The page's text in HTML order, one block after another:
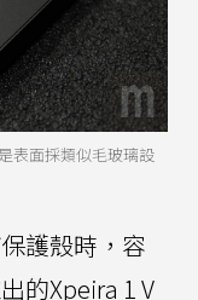
表面採類似毛玻璃設
護殼時，容
的Xpeira 1 V